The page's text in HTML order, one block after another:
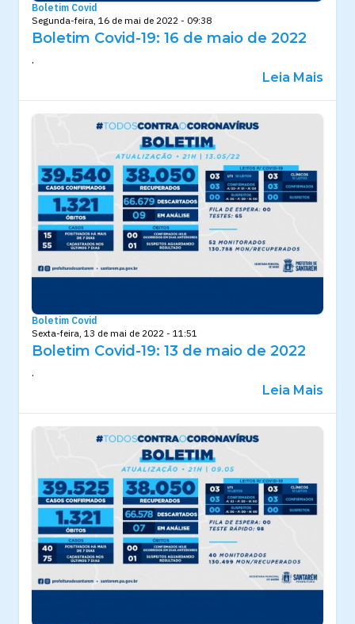
Boletim Covid
Segunda-feira, 16 de mai de 2022 - 09:38
Boletim Covid-19: 16 de maio de 2022
.
Leia Mais
Boletim Covid
Sexta-feira, 13 de mai de 2022 - 11:51
Boletim Covid-19: 13 de maio de 2022
.
Leia Mais